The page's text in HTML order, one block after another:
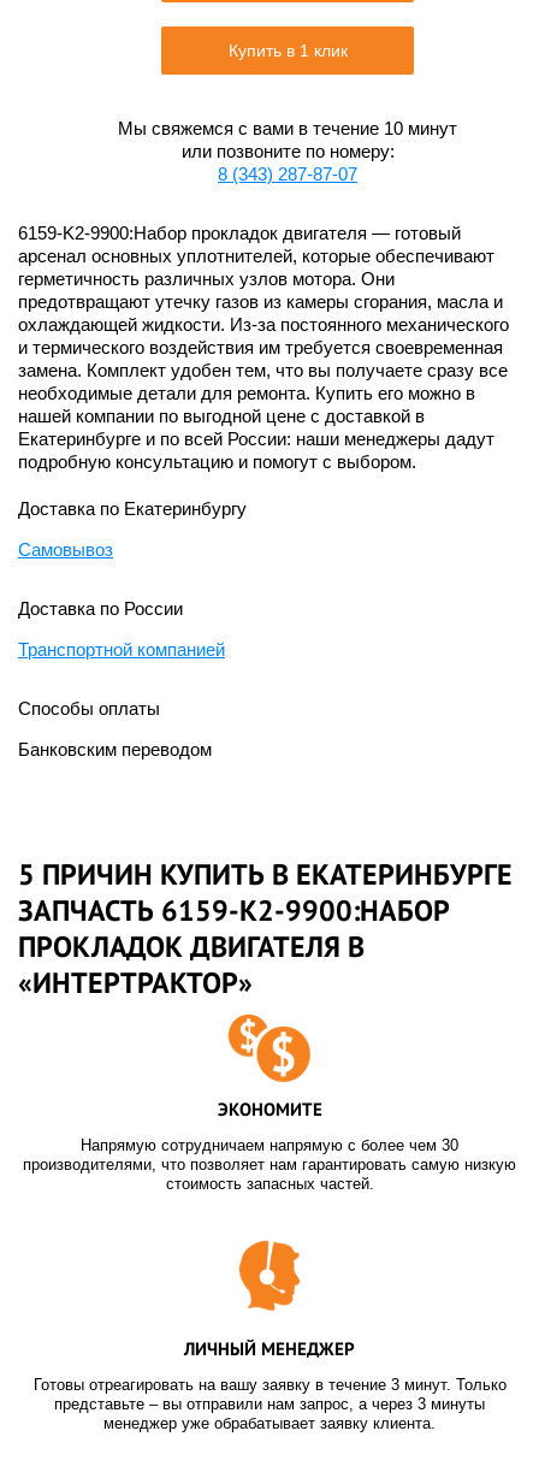
Купить в 1 клик
Мы свяжемся с вами в течение 10 минут
или позвоните по номеру:
8 (343) 287-87-07
6159-K2-9900:Набор прокладок двигателя — готовый
арсенал основных уплотнителей, которые обеспечивают
герметичность различных узлов мотора. Они
предотвращают утечку газов из камеры сгорания, масла и
охлаждающей жидкости. Из-за постоянного механического
и термического воздействия им требуется своевременная
замена. Комплект удобен тем, что вы получаете сразу все
необходимые детали для ремонта. Купить его можно в
нашей компании по выгодной цене с доставкой в
Екатеринбурге и по всей России: наши менеджеры дадут
подробную консультацию и помогут с выбором.
Доставка по Екатеринбургу
Самовывоз
Доставка по России
Транспортной компанией
Способы оплаты
Банковским переводом
5 ПРИЧИН КУПИТЬ В ЕКАТЕРИНБУРГЕ
ЗАПЧАСТЬ 6159-K2-9900:НАБОР
ПРОКЛАДОК ДВИГАТЕЛЯ В
«ИНТЕРТРАКТОР»
ЭКОНОМИТЕ
Напрямую сотрудничаем напрямую с более чем 30
производителями, что позволяет нам гарантировать самую низкую
стоимость запасных частей.
ЛИЧНЫЙ МЕНЕДЖЕР
Готовы отреагировать на вашу заявку в течение 3 минут. Только
представьте – вы отправили нам запрос, а через 3 минуты
менеджер уже обрабатывает заявку клиента.